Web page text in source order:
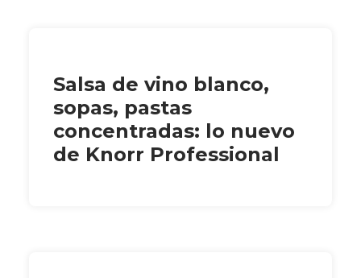
Salsa de vino blanco,
sopas, pastas
concentradas: lo nuevo
de Knorr Professional